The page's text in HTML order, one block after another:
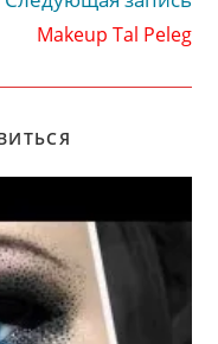
Makeup Tal Peleg